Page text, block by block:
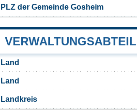
PLZ der Gemeinde Gosheim
Land
Land
Landkreis